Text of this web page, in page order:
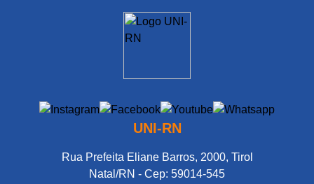
UNI-RN
Rua Prefeita Eliane Barros, 2000, Tirol
Natal/RN - Cep: 59014-545